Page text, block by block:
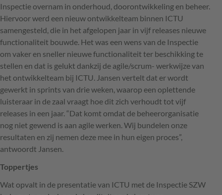
Inspectie overnam in onderhoud, doorontwikkeling en beheer.
Hiervoor werd een nieuw ontwikkelteam binnen ICTU
samengesteld, die in het afgelopen jaar in vijf releases nieuwe
functionaliteit bouwde. Het was een wens van de Inspectie
om vaker en sneller nieuwe functionaliteit ter beschikking te
stellen en dat is gelukt dankzij de agile/scrum- werkwijze van
het ontwikkelteam bij ICTU . Jansen vertelt dat er wordt
gewerkt in sprints van drie weken, waarop een oplettende
luisteraar in de zaal vraagt hoe dit zich verhoudt tot vijf
releases in een jaar. “Dat komt omdat de beheerorganisatie
nog niet gewend is aan agile werken. Wij bundelen onze
resultaten en zij nemen deze mee in hun eigen proces”,
antwoordt Jansen.
Toppertjes
Wat opvalt in de presentatie van ICTU met de Inspectie SZW